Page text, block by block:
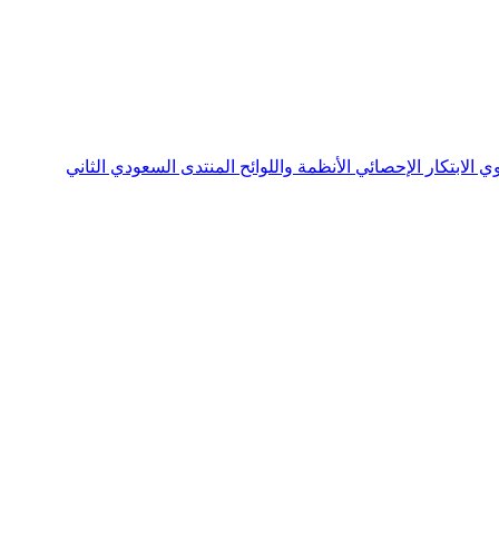
الابتكار الإحصائي الأنظمة واللوائح المنتدى السعودي الثاني